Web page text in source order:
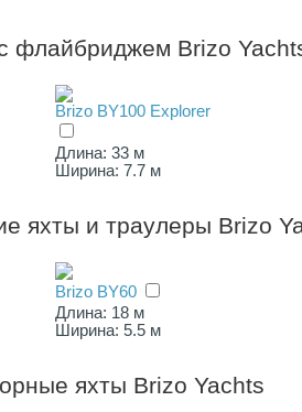
флайбриджем Brizo
Brizo BY100 Explorer
Длина: 33 м
Ширина: 7.7 м
яхты и траулеры Brizo
Brizo BY60
Длина: 18 м
Ширина: 5.5 м
яхты Brizo Yachts